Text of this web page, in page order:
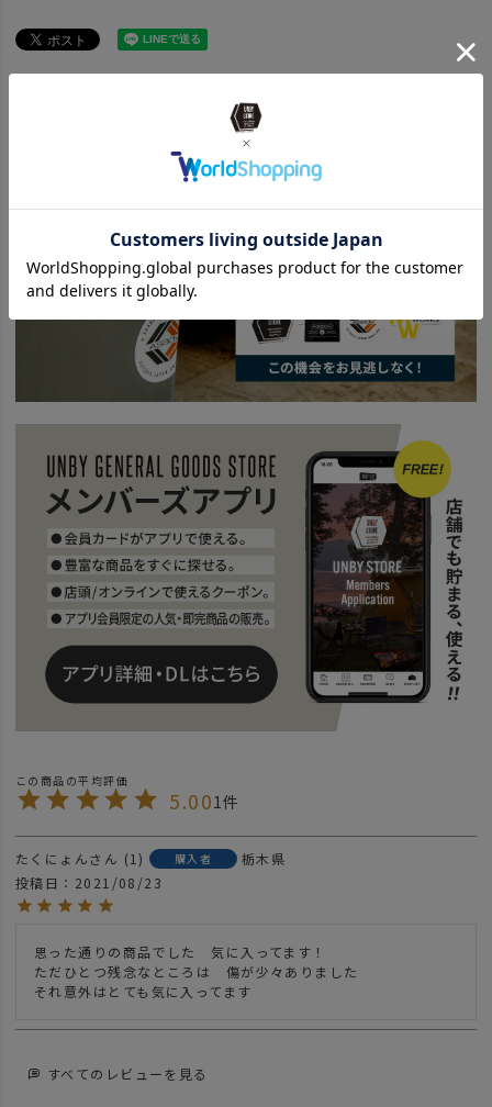
ITEM アウトドア・キャンプ用品
BRAND UNBY SELECT Deelight ディーライト
アウトドア・キャンプ用品 クーラーボックス
5.001
たくにょん 1 購入者
栃木県
投稿日
2021/08/23
思った通りの商品でした　気に入ってます！
ただひとつ残念なところは　傷が少々ありました
それ意外はとても気に入ってます
すべてのレビューを見る